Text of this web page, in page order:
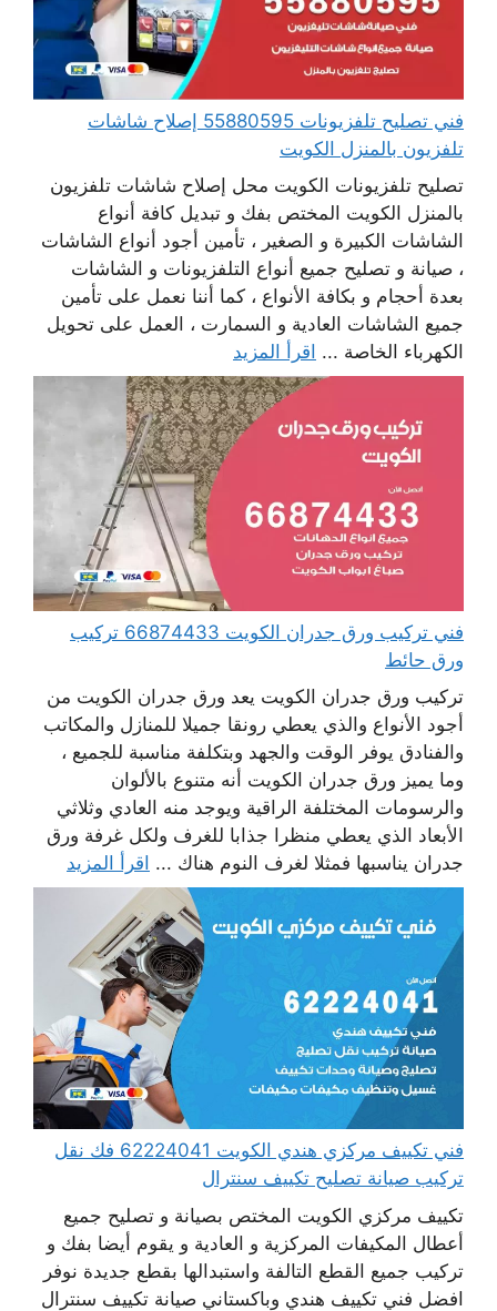
فني تصليح تلفزيونات 55880595 إصلاح شاشات
تلفزيون بالمنزل الكويت
تصليح تلفزيونات الكويت محل إصلاح شاشات تلفزيون
بالمنزل الكويت المختص بفك و تبديل كافة أنواع
الشاشات الكبيرة و الصغير ، تأمين أجود أنواع الشاشات
، صيانة و تصليح جميع أنواع التلفزيونات و الشاشات
بعدة أحجام و بكافة الأنواع ، كما أننا نعمل على تأمين
جميع الشاشات العادية و السمارت ، العمل على تحويل
الكهرباء الخاصة ... اقرأ المزيد
فني تركيب ورق جدران الكويت 66874433 تركيب
ورق حائط
تركيب ورق جدران الكويت يعد ورق جدران الكويت من
أجود الأنواع والذي يعطي رونقا جميلا للمنازل والمكاتب
والفنادق يوفر الوقت والجهد وبتكلفة مناسبة للجميع ،
وما يميز ورق جدران الكويت أنه متنوع بالألوان
والرسومات المختلفة الراقية ويوجد منه العادي وثلاثي
الأبعاد الذي يعطي منظرا جذابا للغرف ولكل غرفة ورق
جدران يناسبها فمثلا لغرف النوم هناك ... اقرأ المزيد
فني تكييف مركزي هندي الكويت 62224041 فك نقل
تركيب صيانة تصليح تكييف سنترال
تكييف مركزي الكويت المختص بصيانة و تصليح جميع
أعطال المكيفات المركزية و العادية و يقوم أيضا بفك و
تركيب جميع القطع التالفة واستبدالها بقطع جديدة نوفر
افضل فني تكييف هندي وباكستاني صيانة تكييف سنترال